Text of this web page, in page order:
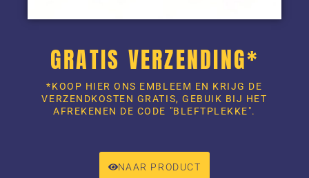
GRATIS VERZENDING*
*KOOP HIER ONS EMBLEEM EN KRIJG DE
VERZENDKOSTEN GRATIS, GEBUIK BIJ HET
AFREKENEN DE CODE "BLEFTPLEKKE".
NAAR PRODUCT